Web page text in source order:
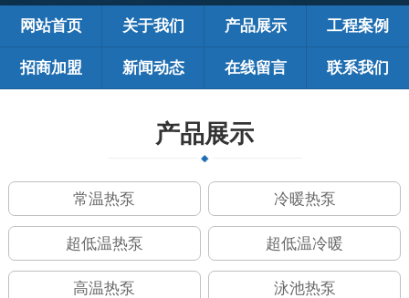
网站首页 关于我们 产品展示 工程案例
招商加盟 新闻动态 在线留言 联系我们
产品展示
常温热泵 冷暖热泵
超低温热泵 超低温冷暖
高温热泵 泳池热泵